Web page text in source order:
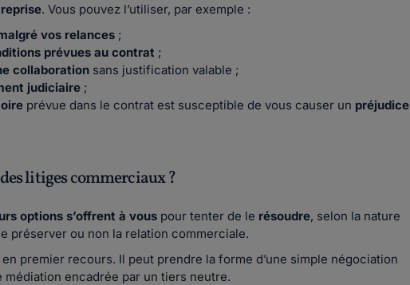
. Vous pouvez l’utiliser, par exemple :
vos relances ;
prévues au contrat ;
collaboration sans justification valable ;
judiciaire ;
prévue dans le contrat est susceptible de vous causer un préjudice
litiges commerciaux ?
options s’offrent à vous pour tenter de le résoudre, selon la nature
préserver ou non la relation commerciale.
premier recours. Il peut prendre la forme d’une simple négociation
médiation encadrée par un tiers neutre.